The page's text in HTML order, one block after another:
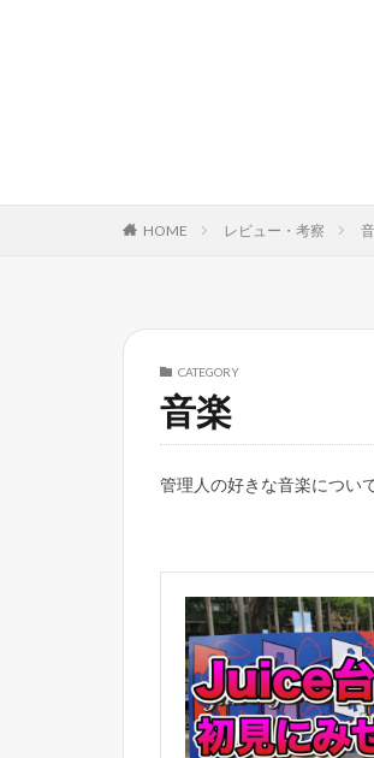
HOME レビュー・考察
CATEGORY
音楽
管理人の好きな音楽につい